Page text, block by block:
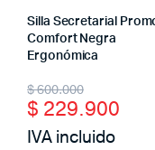
Silla Secretarial
Comfort Negra
Ergonómica
$600.000
$ 229.900
IVA incluido